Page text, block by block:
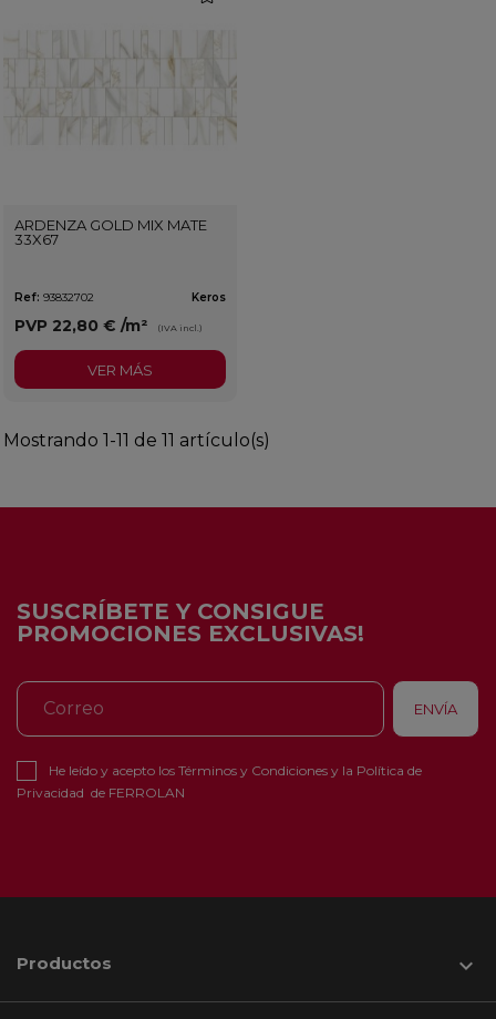
ARDENZA GOLD MIX MATE
33X67
Ref: 93832702 Keros
PVP 22,80 € /m² (IVA incl.)
VER MÁS
Mostrando 1-11 de 11 artículo(s)
SUSCRÍBETE Y CONSIGUE
PROMOCIONES EXCLUSIVAS!
He leído y acepto los Términos y Condiciones y la Política de
Privacidad de FERROLAN
Productos 